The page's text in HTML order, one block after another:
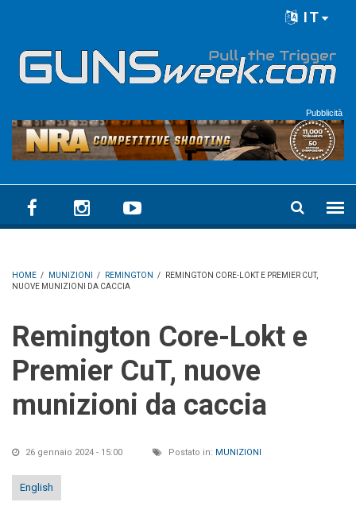
IT
Pubblicità
HOME / MUNIZIONI / REMINGTON /
REMINGTON CORE-LOKT E PREMIER CUT,
NUOVE MUNIZIONI DA CACCIA
Remington Core-Lokt e
Premier CuT, nuove
munizioni da caccia
26 gennaio 2024 - 15:00 Postato in: MUNIZIONI
English